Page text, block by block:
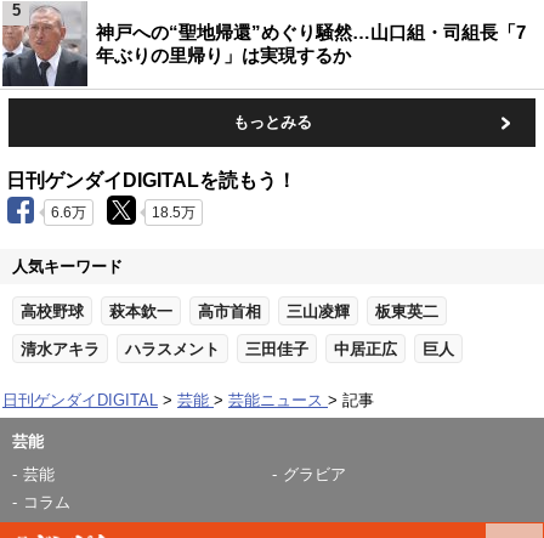
神戸への“聖地帰還”めぐり騒然…山口組・司組長「7
年ぶりの里帰り」は実現するか
5
もっとみる
日刊ゲンダイDIGITALを読もう！
6.6万 18.5万
人気キーワード
高校野球 萩本欽一 高市首相 三山凌輝 板東英二
清水アキラ ハラスメント 三田佳子 中居正広 巨人
日刊ゲンダイDIGITAL 芸能 芸能ニュース 記事
芸能
芸能
グラビア
コラム